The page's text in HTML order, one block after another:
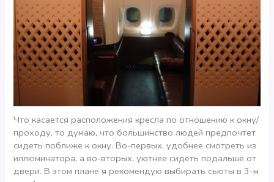
Что касается расположения кресла по отношению к окну/
проходу, то думаю, что большинство людей предпочтет
сидеть поближе к окну. Во-первых, удобнее смотреть из
иллюминатора, а во-вторых, уютнее сидеть подальше от
двери. В этом плане я рекомендую выбирать сьюты в 3-м